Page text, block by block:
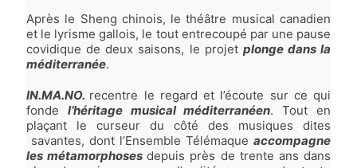
Après le Sheng chinois, le théâtre musical canadien
et le lyrisme gallois, le tout entrecoupé par une pause
covidique de deux saisons, le projet plonge dans la
méditerranée.
IN.MA.NO. recentre le regard et l’écoute sur ce qui
fonde l’héritage musical méditerranéen. Tout en
plaçant le curseur du côté des musiques dites
savantes, dont l’Ensemble Télémaque accompagne
les métamorphosesdepuis près de trente ans dans